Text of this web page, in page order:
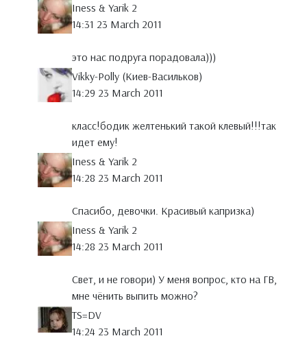
Iness & Yarik 2
14:31 23 March 2011
это нас подруга порадовала)))
Vikky-Polly (Киев-Васильков)
14:29 23 March 2011
класс!бодик желтенький такой клевый!!!так
идет ему!
Iness & Yarik 2
14:28 23 March 2011
Спасибо, девочки. Красивый капризка)
Iness & Yarik 2
14:28 23 March 2011
Свет, и не говори) У меня вопрос, кто на ГВ,
мне чёнить выпить можно?
TS=DV
14:24 23 March 2011